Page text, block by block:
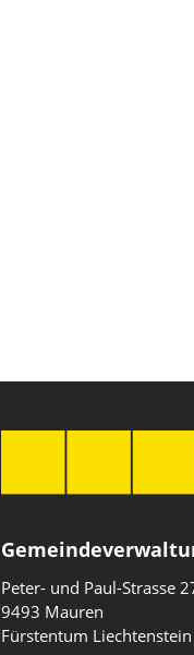
Peter- und Paul-Strasse
9493 Mauren
Fürstentum Liechtenstein